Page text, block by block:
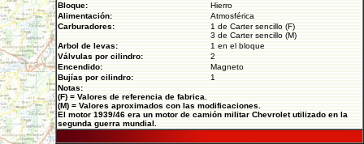
Bloque:
Hierro
Alimentación:
Atmosférica
Carburadores:
1 de Carter sencillo (F)
3 de Carter sencillo (M)
Arbol de levas:
1 en el bloque
Válvulas por cilindro:
2
Encendido:
Magneto
Bujías por cilindro:
1
Notas:
(F) = Valores de referencia de fabrica.
(M) = Valores aproximados con las modificaciones.
El motor 1939/46 era un motor de camión militar Chevrolet utilizado en la
segunda guerra mundial.